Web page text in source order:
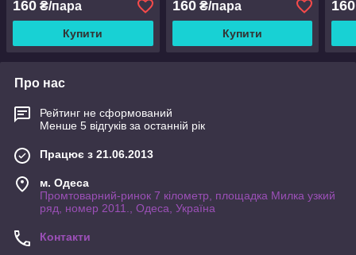
160 ₴/пара
Купити
160₴/пара
Купити
160
Про нас
Рейтинг не сформований
Менше 5 відгуків за останній рік
Працює з 21.06.2013
м. Одеса
Промтоварний-ринок 7 кілометр, площадка Милка узкий
ряд, номер 2011., Одеса, Україна
Контакти